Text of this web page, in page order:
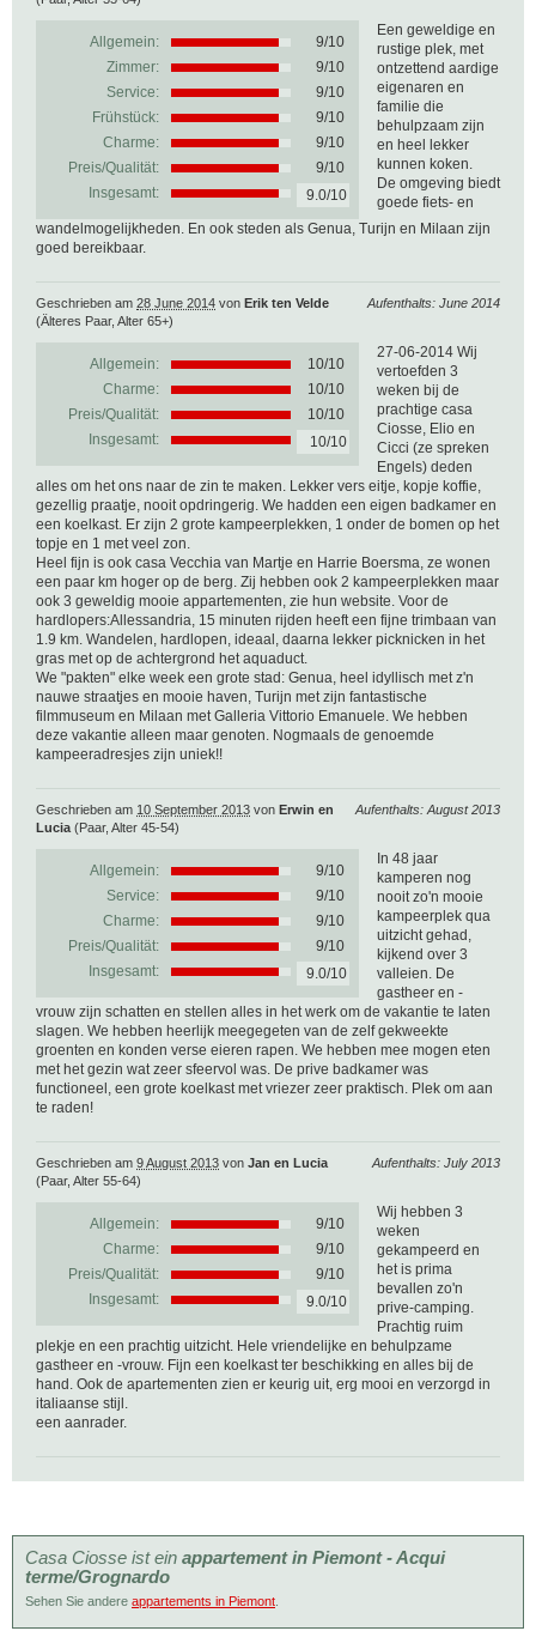
Allgemein: 9/10
Zimmer:
9/10
Service:
9/10
Frühstück:
9/10
Charme:
9/10
Preis/Qualität:
9/10
Insgesamt:
9.0/10
Een geweldige en
rustige plek, met
ontzettend aardige
eigenaren en
familie die
behulpzaam zijn
en heel lekker
kunnen koken.
De omgeving biedt
goede fiets- en
wandelmogelijkheden. En ook steden als Genua, Turijn en Milaan zijn
goed bereikbaar.
Aufenthalts: June 2014
Geschrieben am 28 June 2014 von Erik ten Velde
(Älteres Paar, Alter 65+)
Allgemein: 10/10
Charme:
10/10
Preis/Qualität:
10/10
Insgesamt:
10/10
27-06-2014 Wij
vertoefden 3
weken bij de
prachtige casa
Ciosse, Elio en
Cicci (ze spreken
Engels) deden
alles om het ons naar de zin te maken. Lekker vers eitje, kopje koffie,
gezellig praatje, nooit opdringerig. We hadden een eigen badkamer en
een koelkast. Er zijn 2 grote kampeerplekken, 1 onder de bomen op het
topje en 1 met veel zon.
Heel fijn is ook casa Vecchia van Martje en Harrie Boersma, ze wonen
een paar km hoger op de berg. Zij hebben ook 2 kampeerplekken maar
ook 3 geweldig mooie appartementen, zie hun website. Voor de
hardlopers:Allessandria, 15 minuten rijden heeft een fijne trimbaan van
1.9 km. Wandelen, hardlopen, ideaal, daarna lekker picknicken in het
gras met op de achtergrond het aquaduct.
We "pakten" elke week een grote stad: Genua, heel idyllisch met z'n
nauwe straatjes en mooie haven, Turijn met zijn fantastische
filmmuseum en Milaan met Galleria Vittorio Emanuele. We hebben
deze vakantie alleen maar genoten. Nogmaals de genoemde
kampeeradresjes zijn uniek!!
Aufenthalts: August 2013
Geschrieben am 10 September 2013 von Erwin en
Lucia (Paar, Alter 45-54)
Allgemein: 9/10
Service:
9/10
Charme:
9/10
Preis/Qualität:
9/10
Insgesamt:
9.0/10
In 48 jaar
kamperen nog
nooit zo'n mooie
kampeerplek qua
uitzicht gehad,
kijkend over 3
valleien. De
gastheer en -
vrouw zijn schatten en stellen alles in het werk om de vakantie te laten
slagen. We hebben heerlijk meegegeten van de zelf gekweekte
groenten en konden verse eieren rapen. We hebben mee mogen eten
met het gezin wat zeer sfeervol was. De prive badkamer was
functioneel, een grote koelkast met vriezer zeer praktisch. Plek om aan
te raden!
Aufenthalts: July 2013
Geschrieben am 9 August 2013 von Jan en Lucia
(Paar, Alter 55-64)
Allgemein: 9/10
Charme:
9/10
Preis/Qualität:
9/10
Insgesamt:
9.0/10
Wij hebben 3
weken
gekampeerd en
het is prima
bevallen zo'n
prive-camping.
Prachtig ruim
plekje en een prachtig uitzicht. Hele vriendelijke en behulpzame
gastheer en -vrouw. Fijn een koelkast ter beschikking en alles bij de
hand. Ook de apartementen zien er keurig uit, erg mooi en verzorgd in
italiaanse stijl.
een aanrader.
Casa Ciosse ist ein appartement in Piemont - Acqui
terme/Grognardo
Sehen Sie andere appartements in Piemont